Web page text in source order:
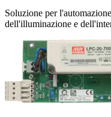
Soluzione per
dell'illuminazione e